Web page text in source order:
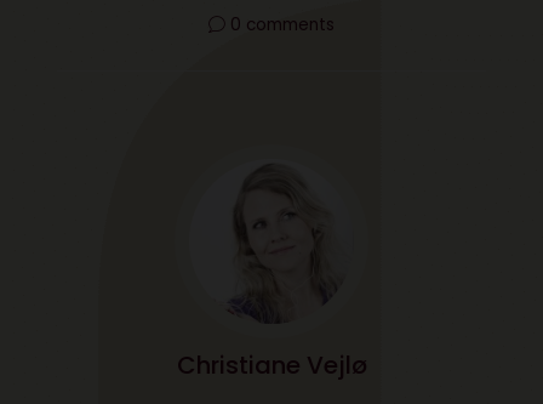
0 comments
Christiane Vejlø